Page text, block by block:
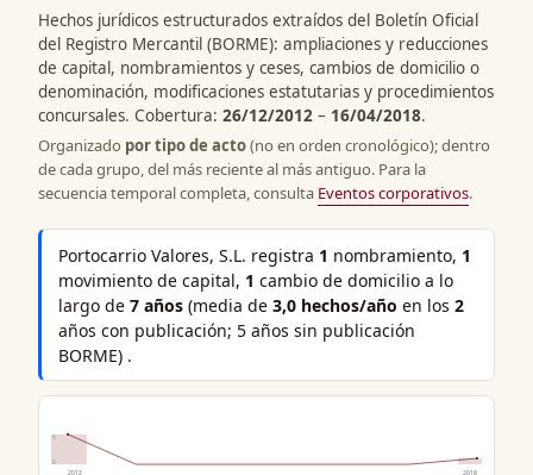
Hechos jurídicos estructurados extraídos del Boletín Oficial
del Registro Mercantil (BORME): ampliaciones y reducciones
de capital, nombramientos y ceses, cambios de domicilio o
denominación, modificaciones estatutarias y procedimientos
concursales. Cobertura: 26/12/2012 – 16/04/2018.
Organizado por tipo de acto(no en orden cronológico); dentro
de cada grupo, del más reciente al más antiguo. Para la
secuencia temporal completa, consulta Eventos corporativos.
Portocarrio Valores, S.L. registra 1 nombramiento, 1
movimiento de capital, 1 cambio de domicilio a lo
largo de7 años (media de3,0 hechos/año en los2
años con publicación; 5 años sin publicación
BORME) .
5
0
2012
2018